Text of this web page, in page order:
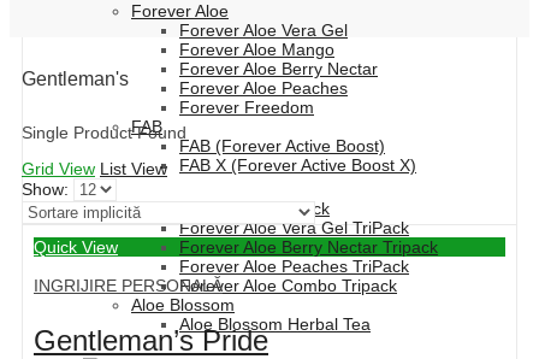
Forever Aloe
Forever Aloe Vera Gel
Forever Aloe Mango
Forever Aloe Berry Nectar
Forever Aloe Peaches
Forever Freedom
FAB
FAB (Forever Active Boost)
FAB X (Forever Active Boost X)
Forever Aloe Vera TriPack
Forever Aloe Vera Gel TriPack
Forever Aloe Berry Nectar Tripack
Forever Aloe Peaches TriPack
Forever Aloe Combo Tripack
Aloe Blossom
Aloe Blossom Herbal Tea
Gentleman's
Single Product Found
Grid View List View
Show:
Quick View
INGRIJIRE PERSONALĂ
Gentleman’s Pride